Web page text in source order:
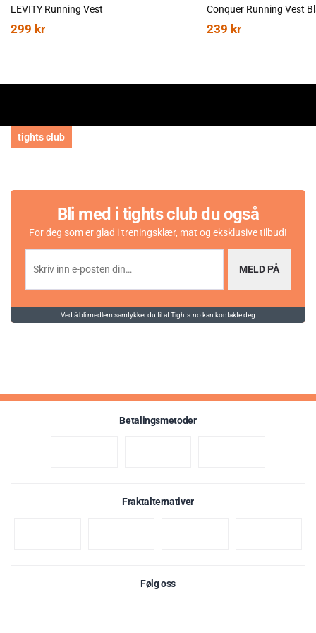
LEVITY Running Vest
299 kr 239 kr
tights club
Bli med i tights club du også
For deg som er glad i treningsklær, mat og eksklusive tilbud!
MELD PÅ
Ved å bli medlem samtykker du til at Tights.no kan kontakte deg
Betalingsmetoder
Fraktalternativer
Følg oss